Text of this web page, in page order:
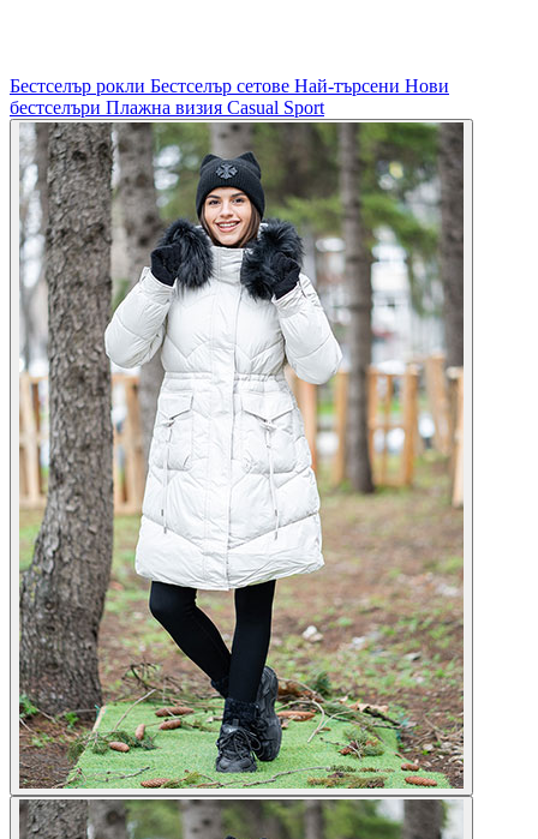
Бестселър рокли Бестселър сетове Най-търсени Нови
бестселъри Плажна визия Casual Sport